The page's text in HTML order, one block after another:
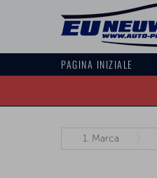
PAGINA INIZIALE
1. Marca